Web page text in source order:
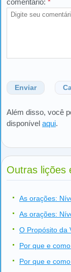
Enviar
Além disso, você
disponível aqui.
Outras lições
As orações:
As orações:
O Propósito da
Por que e
Por que e